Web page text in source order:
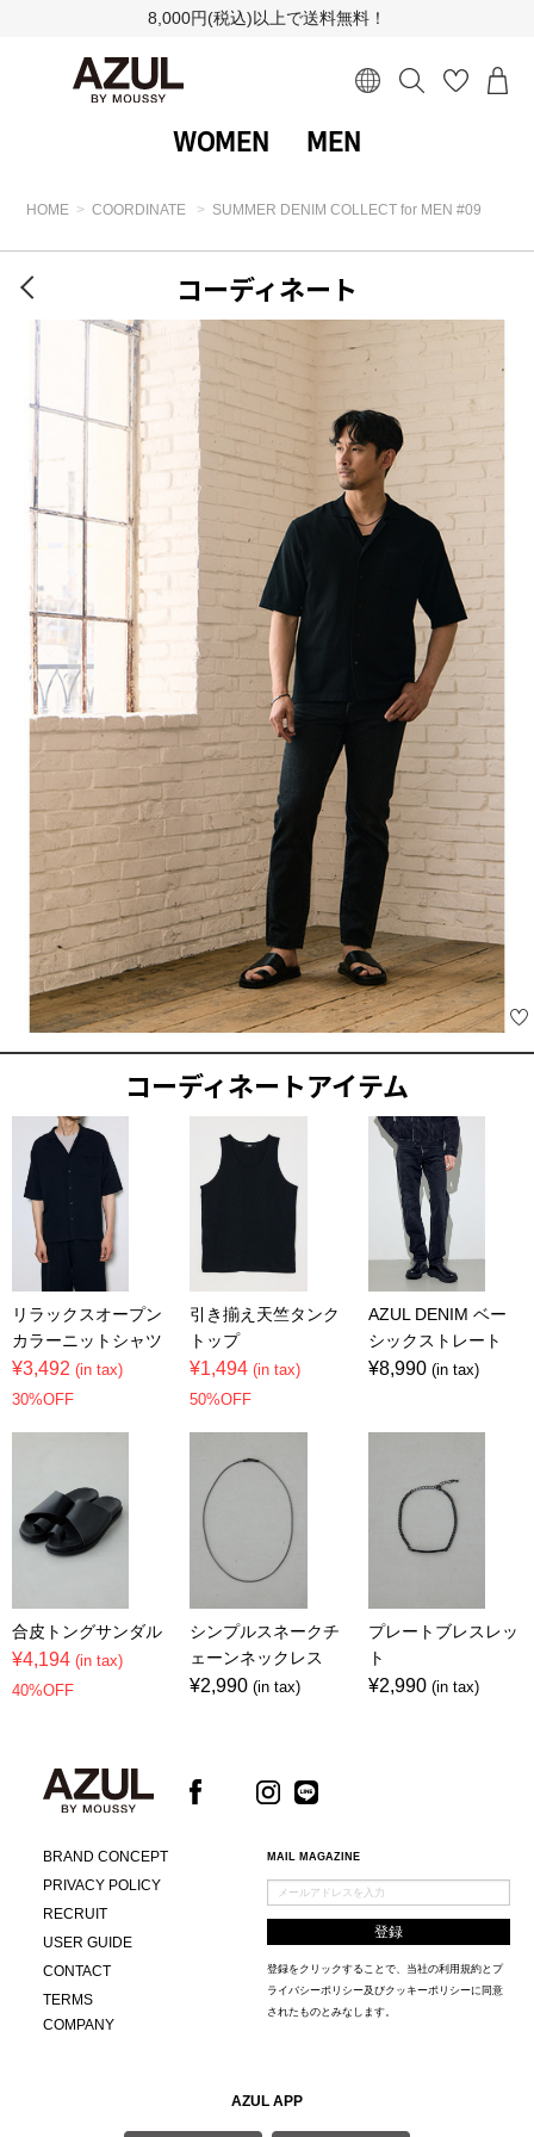
8,000円(税込)以上で送料無料！
WOMEN MEN
HOME COORDINATE SUMMER DENIM COLLECT for MEN #09
コーディネート
コーディネートアイテム
リラックスオープン
カラーニットシャツ
¥3,492 (in tax)
30%OFF
引き揃え天竺タンク
トップ
¥1,494 (in tax)
50%OFF
AZUL DENIM ベー
シックストレート
¥8,990(in tax)
合皮トングサンダル
¥4,194 (in tax)
40%OFF
シンプルスネークチ
ェーンネックレス
¥2,990 (in tax)
プレートブレスレッ
ト
¥2,990(in tax)
BRAND CONCEPT
PRIVACY POLICY
RECRUIT
USER GUIDE
CONTACT
TERMS
COMPANY
MAIL MAGAZINE
登録をクリックすることで、当社の利用規約とプ
ライバシーポリシー及びクッキーポリシーに同意
されたものとみなします。
AZUL APP